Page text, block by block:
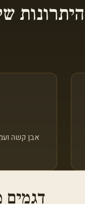
היתרונות
אבן קשה
דגמים